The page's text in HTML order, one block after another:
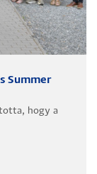
Summer
hogy a